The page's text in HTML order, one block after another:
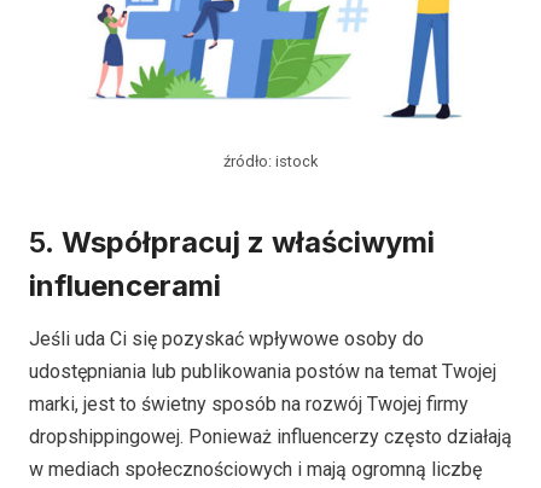
źródło: istock
5. Współpracuj z właściwymi
influencerami
Jeśli uda Ci się pozyskać wpływowe osoby do
udostępniania lub publikowania postów na temat Twojej
marki, jest to świetny sposób na rozwój Twojej firmy
dropshippingowej. Ponieważ influencerzy często działają
w mediach społecznościowych i mają ogromną liczbę